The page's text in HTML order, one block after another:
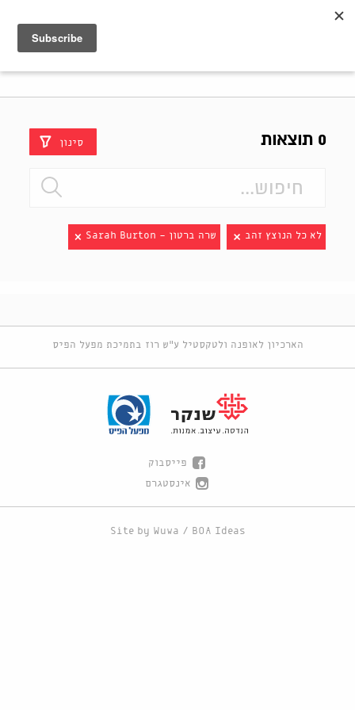
0 תוצאות סינון
לא כל הנוצץ זהב שרה ברטון - Sarah Burton
הארכיון לאופנה ולטקסטיל ע"ש רוז בתמיכת מפעל הפיס
פייסבוק
אינסטגרם
Site by Wuwa / BOA Ideas